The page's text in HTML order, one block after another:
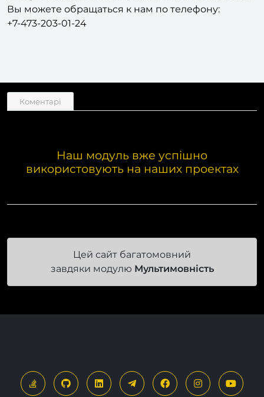
Вы можете обращаться к нам по телефону:
+7-473-203-01-24
Коментарі
Наш модуль вже успішно
використовують на наших проектах
Цей сайт багатомовний
завдяки модулю Мультимовність